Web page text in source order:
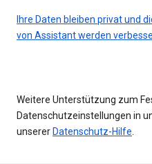
Ihre Daten bleiben privat und
von Assistant werden
Weitere Unterstützung zum
Datenschutzeinstellungen in
unserer Datenschutz-Hilfe.